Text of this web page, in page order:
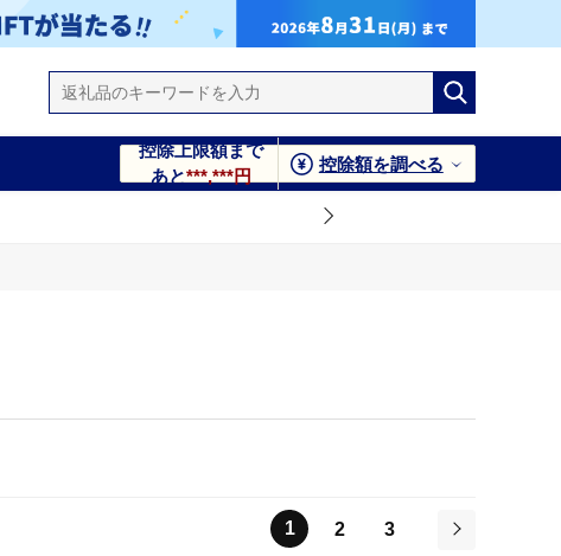
控除上限額まで
あと***,***円
控除額を調べる
1 2
3